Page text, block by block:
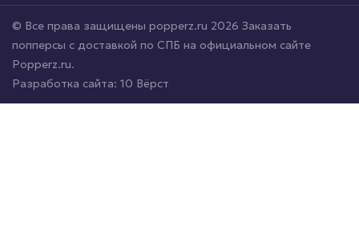
© Все права защищены popperz.ru 2026 Заказать
попперсы с доставкой по СПБ на официальном сайте
Popperz.ru.
Разработка сайта: 10 Вёрст